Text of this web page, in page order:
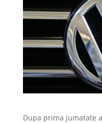
Dupa prima jumatate